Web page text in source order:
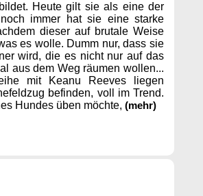
Heute gilt sie als eine der
immer hat sie eine starke
dieser auf brutale Weise
es wolle. Dumm nur, dass sie
wird, die es nicht nur auf das
aus dem Weg räumen wollen...
mit Keanu Reeves liegen
befinden, voll im Trend.
Hundes üben möchte, (mehr)